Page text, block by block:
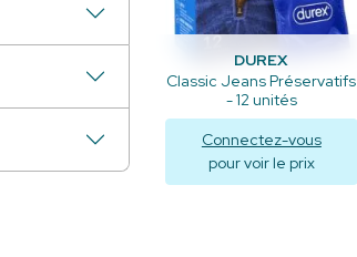
DUREX
Classic Jeans Préservatifs
- 12 unités
Connectez-vous
pour voir le prix